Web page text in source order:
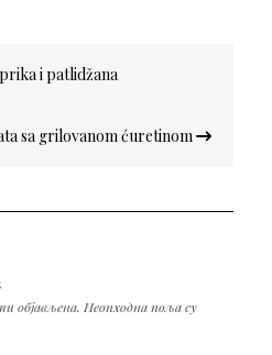
i patlidžana
sa grilovanom ćuretinom
објављена. Неопходна поља су